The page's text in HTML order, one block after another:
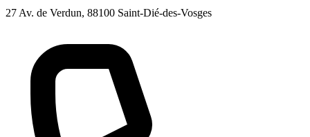
27 Av. de Verdun, 88100 Saint-Dié-des-Vosges